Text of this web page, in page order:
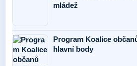
mládež
Program Koalice
hlavní body